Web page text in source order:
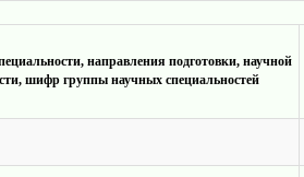
направления подготовки, научной
шифр группы научных специальностей